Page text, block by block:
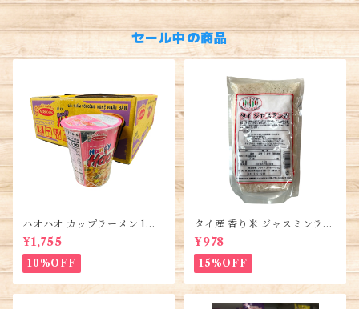
セール中の商品
ハオハオ カップラーメン 1箱 1
2個入り・Hao Hao Instant
Noodles・Mì Hảo Hảo cốc
¥1,755
10%OFF
タイ産 香り米 ジャスミンライ
ス450g (2袋)・Thai Jasmine
Rice・Gao Thai
¥978
15%OFF